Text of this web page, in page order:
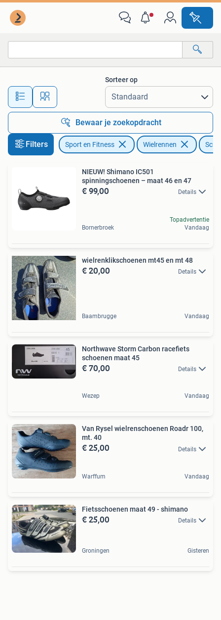
Alle afstanden…
Sorteer op
Bewaar je zoekopdracht
Filters Sport en Fitness Wielrennen
NIEUW! Shimano IC501
spinningschoenen – maat 46 en 47
€ 99,00 Details
Bornerbroek
Topadvertentie
Vandaag
wielrenklikschoenen mt45 en mt 48
€ 20,00 Details
Baambrugge Vandaag
Northwave Storm Carbon racefiets
schoenen maat 45
€ 70,00 Details
Wezep Vandaag
Van Rysel wielrenschoenen Roadr 100,
mt. 40
€ 25,00 Details
Warffum Vandaag
Fietsschoenen maat 49 - shimano
€ 25,00 Details
Groningen Gisteren